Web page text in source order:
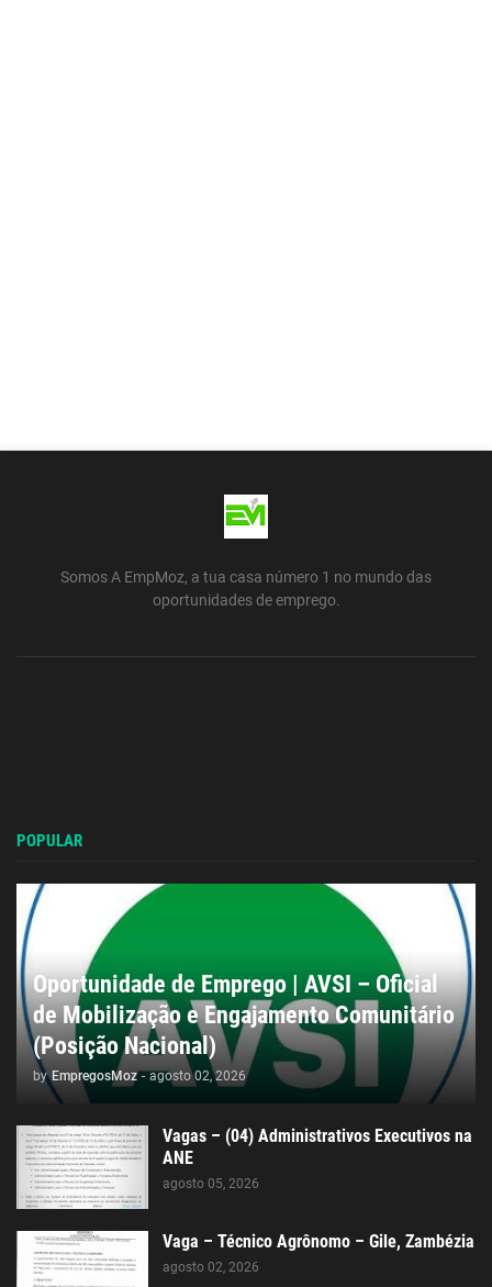
Somos A EmpMoz, a tua casa número 1 no mundo das
oportunidades de emprego.
POPULAR
Oportunidade de Emprego | AVSI – Oficial
de Mobilização e Engajamento Comunitário
(Posição Nacional)
by EmpregosMoz - agosto 02, 2026
Vagas – (04) Administrativos Executivos na
ANE
agosto 05, 2026
Vaga – Técnico Agrônomo – Gile, Zambézia
agosto 02, 2026